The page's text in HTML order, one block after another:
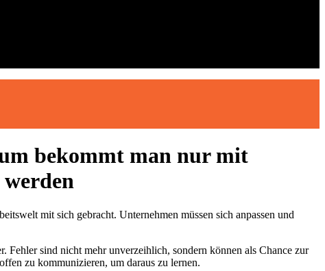
bekommt man nur mit
mit sich gebracht. Unternehmen müssen sich anpassen und
sind nicht mehr unverzeihlich, sondern können als Chance zur
zu kommunizieren, um daraus zu lernen.